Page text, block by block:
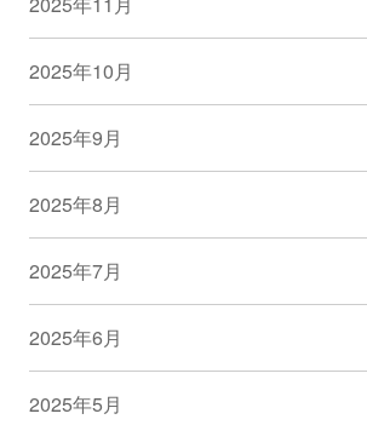
2025年10月
2025年9月
2025年8月
2025年7月
2025年6月
2025年5月